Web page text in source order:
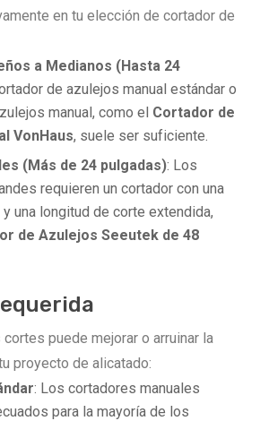
en tu elección de cortador de
a Medianos (Hasta 24
de azulejos manual estándar o
manual, como el Cortador de
VonHaus, suele ser suficiente.
(Más de 24 pulgadas): Los
requieren un cortador con una
una longitud de corte extendida,
de Azulejos Seeutek de 48
puede mejorar o arruinar la
proyecto de alicatado:
: Los cortadores manuales
para la mayoría de los